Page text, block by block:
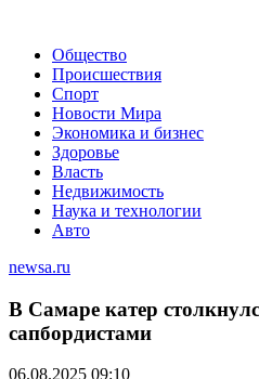
Общество
Происшествия
Спорт
Новости Мира
Экономика и бизнес
Здоровье
Власть
Недвижимость
Наука и технологии
Авто
newsa.ru
В Самаре катер
сапбордистами
06.08.2025 09:10